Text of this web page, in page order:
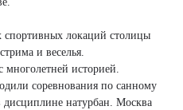
локаций столицы
и веселья.
многолетней историей.
соревнования по санному
дисциплине натурбан. Москва